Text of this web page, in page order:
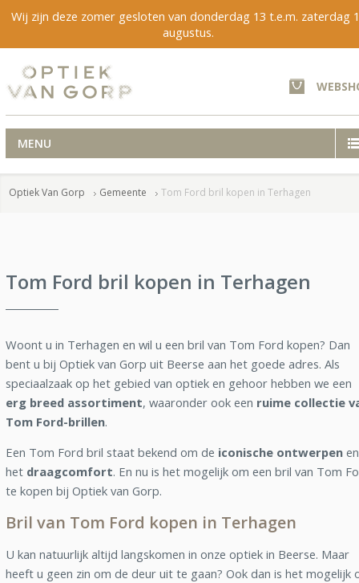
Wij zijn deze zomer gesloten van donderdag 13 t.e.m. zaterdag
augustus.
MENU
Optiek Van Gorp Gemeente Tom Ford bril kopen in Terhagen
Tom Ford bril kopen in Terhagen
Woont u in Terhagen en wil u een bril van Tom Ford kopen? Dan
bent u bij Optiek van Gorp uit Beerse aan het goede adres. Als
speciaalzaak op het gebied van optiek en gehoor hebben we een
erg breed assortiment, waaronder ook een ruime collectie
Tom Ford-brillen.
Een Tom Ford bril staat bekend om de iconische ontwerpen en
het draagcomfort. En nu is het mogelijk om een bril van Tom
te kopen bij Optiek van Gorp.
Bril van Tom Ford kopen in Terhagen
U kan natuurlijk altijd langskomen in onze optiek in Beerse. Maar
heeft u geen zin om de deur uit te gaan? Ook dan is het mogelijk